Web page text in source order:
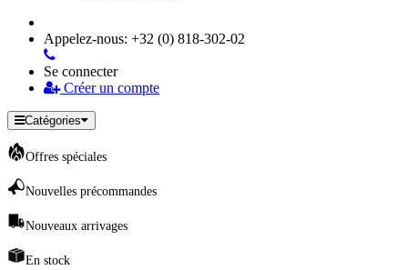
Appelez-nous: +32 (0) 818-302-02
Se connecter
Créer un compte
Catégories
Offres spéciales
Nouvelles précommandes
Nouveaux arrivages
En stock